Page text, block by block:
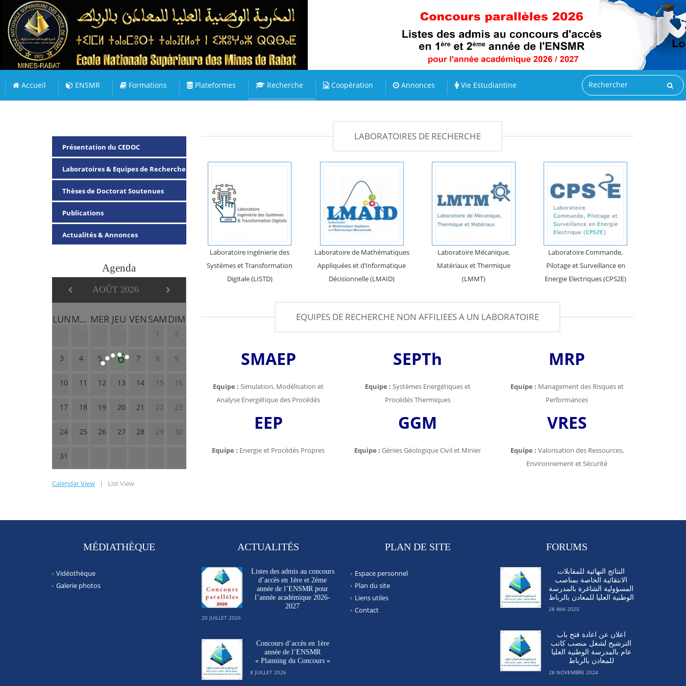
Accueil ENSMR Formations Plateformes Recherche Coopération Annonces Vie Estudiantine
Présentation du CEDOC
Laboratoires & Equipes de Recherche
Thèses de Doctorat Soutenues
Publications
Actualités & Annonces
Agenda
AOÛT 2026
LUN MAR MER JEU VEN SAM DIM
1 2
3 4 5 6 7 8 9
10 11 12 13 14 15 16
17 18 19 20 21 22 23
24 25 26 27 28 29 30
31
Calendar View | List View
LABORATOIRES DE RECHERCHE
Laboratoire Ingénierie des
Systèmes et Transformation
Digitale (LISTD)
Laboratoire de Mathématiques
Appliquées et d’Informatique
Décisionnelle (LMAID)
Laboratoire Mécanique,
Matériaux et Thermique
(LMMT)
Laboratoire Commande,
Pilotage et Surveillance en
Energie Electriques (CPS2E)
EQUIPES DE RECHERCHE NON AFFILIEES A UN LABORATOIRE
SMAEP
Equipe : Simulation, Modélisation et
Analyse Energétique des Procédés
SEPTh
Equipe : Systèmes Energétiques et
Procédés Thermiques
MRP
Equipe : Management des Risques et
Performances
EEP
Equipe : Energie et Procédés Propres
GGM
Equipe : Génies Géologique Civil et Minier
VRES
Equipe : Valorisation des Ressources,
Environnement et Sécurité
MÉDIATHÈQUE
Vidéothèque
Galerie photos
ACTUALITÉS
Listes des admis au concours
d’accès en 1ère et 2ème
année de l’ENSMR pour
l’année académique 2026-
2027
20 JUILLET 2026
Concours d’accès en 1ère
année de l’ENSMR
« Planning du Concours »
8 JUILLET 2026
PLAN DE SITE
Espace personnel
Plan du site
Liens utiles
Contact
FORUMS
النتائج النهائية للمقابلات
الانتقائية الخاصة بمناصب
المسؤولية الشاغرة بالمدرسة
الوطنية العليا للمعادن بالرباط
28 MAI 2025
اعلان عن اعادة فتح باب
الترشيح لشغل منصب كاتب
عام بالمدرسة الوطنية العليا
للمعادن بالرباط
28 NOVEMBRE 2024